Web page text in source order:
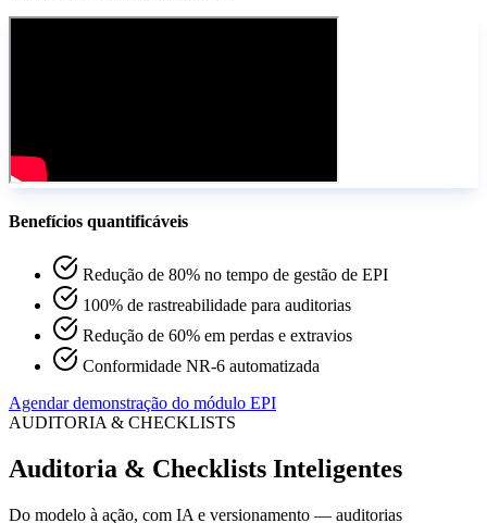
Benefícios quantificáveis
Redução de 80% no tempo de gestão de EPI
100% de rastreabilidade para auditorias
Redução de 60% em perdas e extravios
Conformidade NR-6 automatizada
Agendar demonstração do módulo EPI
AUDITORIA & CHECKLISTS
Auditoria & Checklists Inteligentes
Do modelo à ação, com IA e versionamento — auditorias